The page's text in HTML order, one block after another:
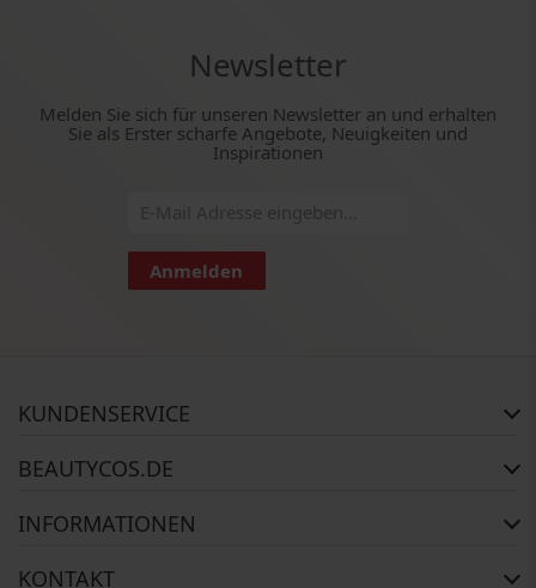
Newsletter
Melden Sie sich für unseren Newsletter an und erhalten
Sie als Erster scharfe Angebote, Neuigkeiten und
Inspirationen
Anmelden
KUNDENSERVICE
Reklamationsrecht
BEAUTYCOS.DE
INFORMATIONEN
KONTAKT